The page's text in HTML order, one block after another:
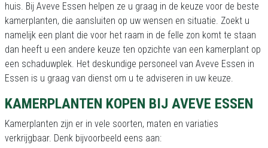
huis. Bij Aveve Essen helpen ze u graag in de keuze voor de beste
kamerplanten, die aansluiten op uw wensen en situatie. Zoekt u
namelijk een plant die voor het raam in de felle zon komt te staan
dan heeft u een andere keuze ten opzichte van een kamerplant op
een schaduwplek. Het deskundige personeel van Aveve Essen in
Essen is u graag van dienst om u te adviseren in uw keuze.
KAMERPLANTEN KOPEN BIJ AVEVE ESSEN
Kamerplanten zijn er in vele soorten, maten en variaties
verkrijgbaar. Denk bijvoorbeeld eens aan: